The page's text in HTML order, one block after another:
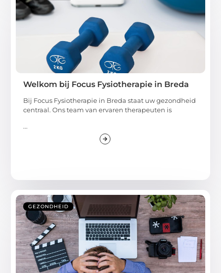
Welkom bij Focus Fysiotherapie in Breda
Bij Focus Fysiotherapie in Breda staat uw gezondheid
centraal. Ons team van ervaren therapeuten is
...
GEZONDHEID